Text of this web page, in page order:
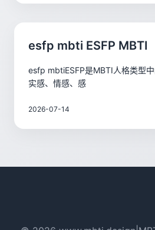
esfp mbti ESFP MBTI
esfp mbtiESFP是MBTI人格类型中
实感、情感、感
2026-07-14